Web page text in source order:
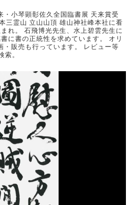
・小琴顕彰佐久全国臨書展 天来賞受
三霊山 立山山頂 雄山神社峰本社に看
れ。
石飛博光先生、水上碧雲先生に
に書の正統性を求めています。
オリ
・販売も行っています。
レビュー等
索。